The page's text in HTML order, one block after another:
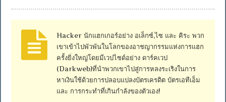
Hacker นักแฮกเกอร์อย่าง อเล็กซ์,ไซ และ คิระ พวก
เขาเข้าไปพัวพันในโลกของอาชญากรรมแห่งการแฮก
ครั้งยิ่งใหญ่โดยมีเวปไซด์อย่าง ดาร์คเวป
(Darkweb)ที่นำพวกเขาไปสู่การหลงระเริงในการ
หาเงินใช้ด้วยการปลอบแปลงบัตรเครดิต บัตรเอทีเอ็ม
และ การกระทำที่เกินกำลังของตัวเอง!